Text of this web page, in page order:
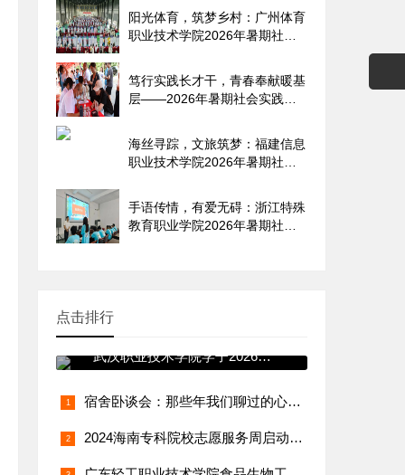
阳光体育，筑梦乡村：广州体育
职业技术学院2026年暑期社会
笃行实践长才干，青春奉献暖基
层——2026年暑期社会实践报
海丝寻踪，文旅筑梦：福建信息
职业技术学院2026年暑期社会
手语传情，有爱无碍：浙江特殊
教育职业学院2026年暑期社会
点击排行
青春践使命 志愿暖寒冬——
武汉职业技术学院学子2026年
宿舍卧谈会：那些年我们聊过的心事与远方
2024海南专科院校志愿服务周启动！学生团队赴三亚渔村实践纪